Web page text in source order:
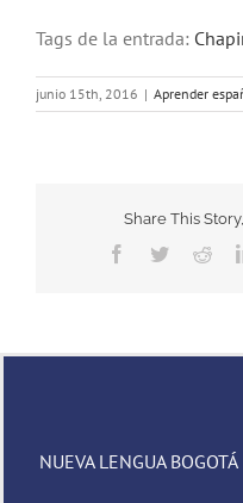
Tags de la entrada:
junio 15th, 2016 | Aprender
Share This
Facebook
Twitter
NUEVA LENGUA BOGOTÁ